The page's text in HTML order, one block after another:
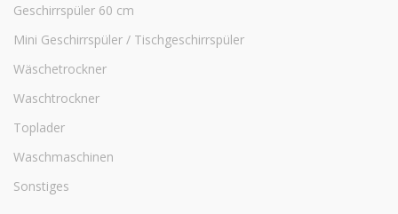
Geschirrspüler 60 cm
Mini Geschirrspüler / Tischgeschirrspüler
Wäschetrockner
Waschtrockner
Toplader
Waschmaschinen
Sonstiges